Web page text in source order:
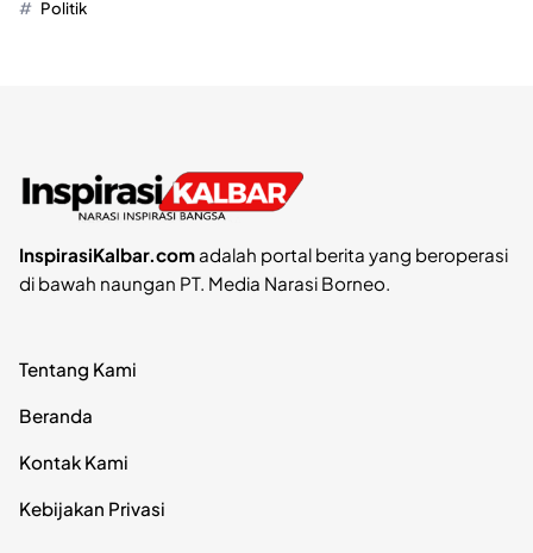
Politik
InspirasiKalbar.comadalah portal berita yang beroperasi
di bawah naungan PT. Media Narasi Borneo.
Tentang Kami
Beranda
Kontak Kami
Kebijakan Privasi